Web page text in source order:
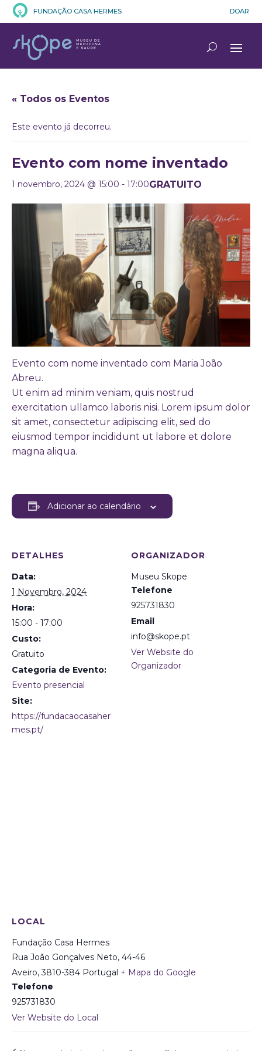
FUNDAÇÃO CASA HERMES DOAR
« Todos os Eventos
Este evento já decorreu.
Evento com nome inventado
1 novembro, 2024 @ 15:00 - 17:00GRATUITO
Evento com nome inventado com Maria João
Abreu.
Ut enim ad minim veniam, quis nostrud
exercitation ullamco laboris nisi. Lorem ipsum dolor
sit amet, consectetur adipiscing elit, sed do
eiusmod tempor incididunt ut labore et dolore
magna aliqua.
Adicionar ao calendário
DETALHES
Data:
1 Novembro, 2024
Hora:
15:00 - 17:00
Custo:
Gratuito
Categoria de Evento:
Evento presencial
Site:
https://fundacaocasaher
mes.pt/
ORGANIZADOR
Museu Skope
Telefone
925731830
Email
info@skope.pt
Ver Website do
Organizador
LOCAL
Fundação Casa Hermes
Rua João Gonçalves Neto, 44-46
Aveiro, 3810-384 Portugal + Mapa do Google
Telefone
925731830
Ver Website do Local